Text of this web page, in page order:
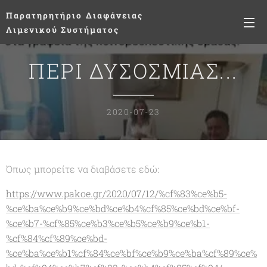
Παρατηρητήριο Διαφάνειας
Λιμενικού Συστήματος
ΠΕΡΙ ΔΥΣΟΣΜΙΑΣ...
2020-07-23
Όπως μπορείτε να διαβάσετε εδώ:
https://www.pakoe.gr/2020/07/12/%cf%83%ce%b5-
%ce%ba%ce%b9%ce%bd%ce%b4%cf%85%ce%bd%ce%bf-
%ce%b7-%cf%85%ce%b3%ce%b5%ce%b9%ce%b1-
%cf%84%cf%89%ce%bd-
%ce%ba%ce%b1%cf%84%ce%bf%ce%b9%ce%ba%cf%89%ce%